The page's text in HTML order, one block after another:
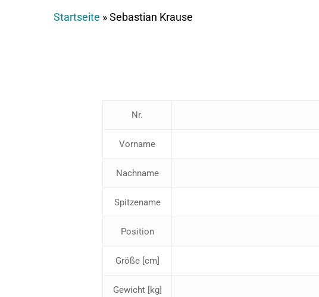
Startseite »Sebastian Krause
Nr.
Vorname
Nachname
Spitzename
Position
Größe [cm]
Gewicht [kg]